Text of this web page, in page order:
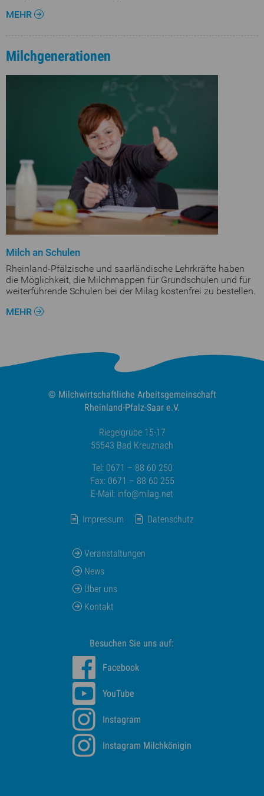
MEHR
Milchgenerationen
Milch an Schulen
Rheinland-Pfälzische und saarländische Lehrkräfte haben
die Möglichkeit, die Milchmappen für Grundschulen und für
weiterführende Schulen bei der Milag kostenfrei zu bestellen.
MEHR
© Milchwirtschaftliche Arbeitsgemeinschaft
Rheinland-Pfalz-Saar e.V.
Riegelgrube 15-17
55543 Bad Kreuznach
Tel: 0671 – 88 60 250
Fax: 0671 – 88 60 255
E-Mail: info@milag.net
Impressum Datenschutz
Veranstaltungen
News
Über uns
Kontakt
Besuchen Sie uns auf:
Facebook
YouTube
Instagram
Instagram Milchkönigin